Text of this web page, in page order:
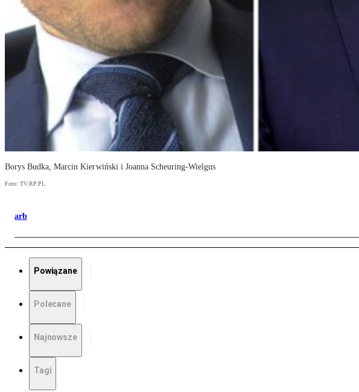
Borys Budka, Marcin Kierwiński i Joanna Scheuring-Wielgus
Foto: TV.RP.PL
arb
Powiązane
Polecane
Najnowsze
Tagi